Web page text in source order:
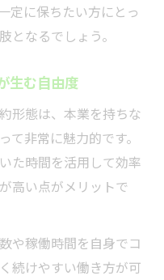
定に保ちたい方にとっ
となるでしょう。
生む自由度
形態は、本業を持ちな
非常に魅力的です。
た時間を活用して効率
高い点がメリットで
や稼働時間を自身でコ
続けやすい働き方が可